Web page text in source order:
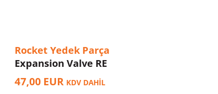
Rocket Yedek Parça
Expansion Valve RE
47,00 EUR KDV DAHİL